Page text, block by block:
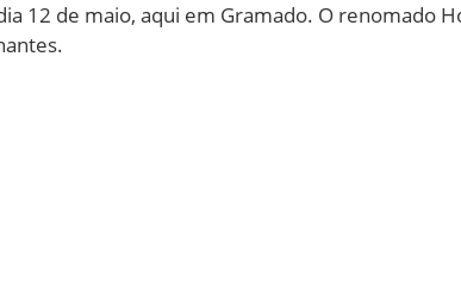
12 de maio, aqui em Gramado. O renomado